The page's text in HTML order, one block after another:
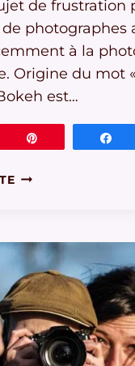
de frustration
photographes
à la
Origine du mot
est…
COMMENT
SUPERBE
BOKEH
EN
4
ÉTAPES
!